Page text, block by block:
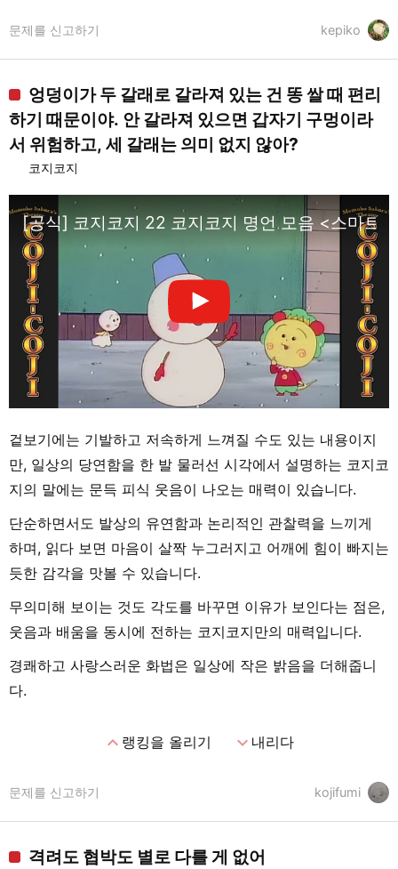
kepiko
문제를 신고하기
엉덩이가 두 갈래로 갈라져 있는 건 똥 쌀 때 편리
하기 때문이야. 안 갈라져 있으면 갑자기 구멍이라
서 위험하고, 세 갈래는 의미 없지 않아?
코지코지
[공식] 코지코지 22 코지코지 명언 모음 <스마트
겉보기에는 기발하고 저속하게 느껴질 수도 있는 내용이지
만, 일상의 당연함을 한 발 물러선 시각에서 설명하는 코지코
지의 말에는 문득 피식 웃음이 나오는 매력이 있습니다.
단순하면서도 발상의 유연함과 논리적인 관찰력을 느끼게
하며, 읽다 보면 마음이 살짝 누그러지고 어깨에 힘이 빠지는
듯한 감각을 맛볼 수 있습니다.
무의미해 보이는 것도 각도를 바꾸면 이유가 보인다는 점은,
웃음과 배움을 동시에 전하는 코지코지만의 매력입니다.
경쾌하고 사랑스러운 화법은 일상에 작은 밝음을 더해줍니
다.
expand_less랭킹을 올리기 expand_more내리다
kojifumi
문제를 신고하기
격려도 협박도 별로 다를 게 없어